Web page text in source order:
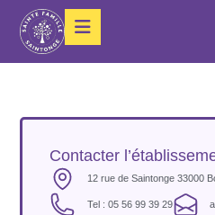
Contacter
12 rue de Saintonge 33000
Tel : 05 56 99 39 29